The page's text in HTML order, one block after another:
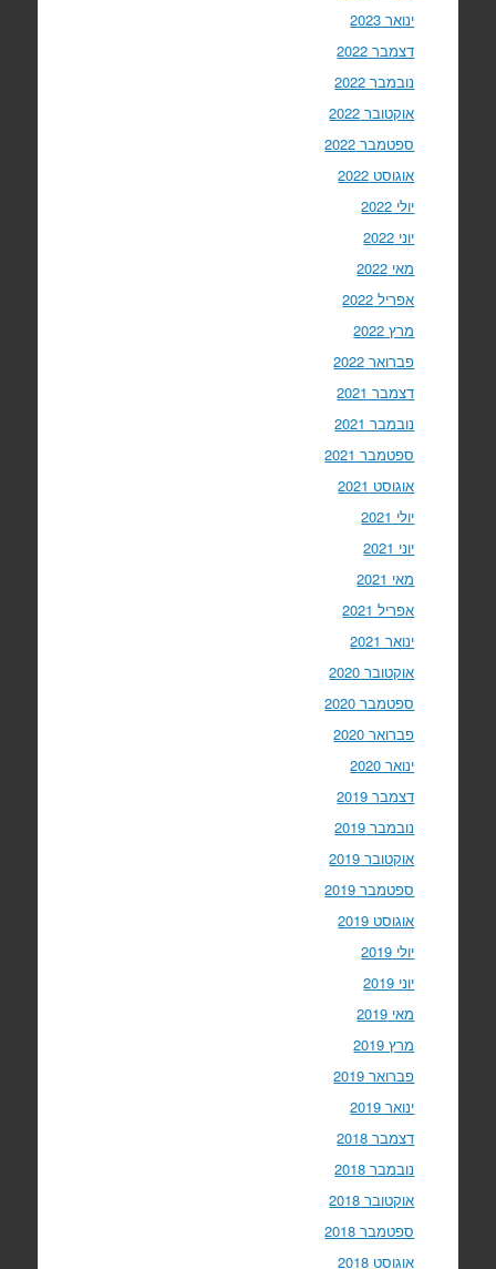
ינואר 2023
דצמבר 2022
נובמבר 2022
אוקטובר 2022
ספטמבר 2022
אוגוסט 2022
יולי 2022
יוני 2022
מאי 2022
אפריל 2022
מרץ 2022
פברואר 2022
דצמבר 2021
נובמבר 2021
ספטמבר 2021
אוגוסט 2021
יולי 2021
יוני 2021
מאי 2021
אפריל 2021
ינואר 2021
אוקטובר 2020
ספטמבר 2020
פברואר 2020
ינואר 2020
דצמבר 2019
נובמבר 2019
אוקטובר 2019
ספטמבר 2019
אוגוסט 2019
יולי 2019
יוני 2019
מאי 2019
מרץ 2019
פברואר 2019
ינואר 2019
דצמבר 2018
נובמבר 2018
אוקטובר 2018
ספטמבר 2018
אוגוסט 2018